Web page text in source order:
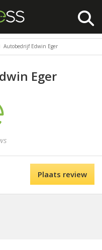
Autobedrijf Edwin Eger
Eger
Plaats review